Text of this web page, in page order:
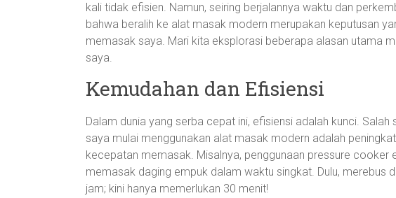
kali tidak efisien. Namun, seiring berjalannya waktu dan
bahwa beralih ke alat masak modern merupakan keputusan
memasak saya. Mari kita eksplorasi beberapa alasan utama
saya.
Kemudahan dan Efisiensi
Dalam dunia yang serba cepat ini, efisiensi adalah kunci.
saya mulai menggunakan alat masak modern adalah
kecepatan memasak. Misalnya, penggunaan pressure cooker
memasak daging empuk dalam waktu singkat. Dulu, merebus
jam; kini hanya memerlukan 30 menit!